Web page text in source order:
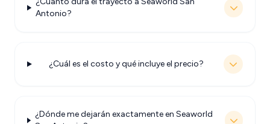
Antonio?
¿Cuál es el costo y qué incluye el precio?
¿Dónde me dejarán exactamente en Seaworld